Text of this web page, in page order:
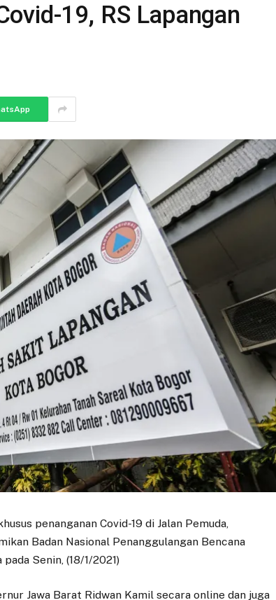
19, RS Lapangan
penanganan Covid-19 di Jalan Pemuda,
Badan Nasional Penanggulangan Bencana
Senin, (18/1/2021)
Jawa Barat Ridwan Kamil secara online dan juga